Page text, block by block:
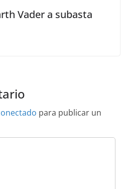
Vader a subasta
para publicar un